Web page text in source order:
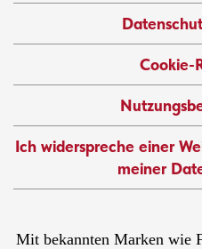
Cookie-
Ich widerspreche einer
meiner
Mit bekannten Marken wie